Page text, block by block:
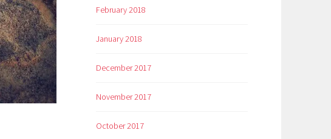
February 2018
January 2018
December 2017
November 2017
October 2017